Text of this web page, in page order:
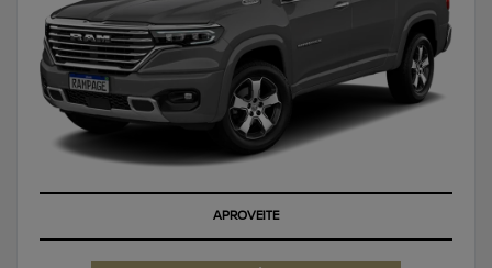
APROVEITE